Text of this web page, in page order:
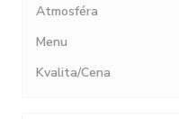
Atmosféra
Menu
Kvalita/Cena